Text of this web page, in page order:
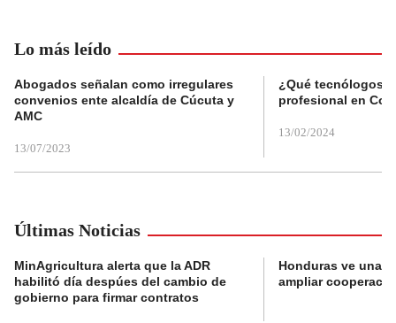
Lo más leído
Abogados señalan como irregulares
convenios ente alcaldía de Cúcuta y
AMC
13/07/2023
¿Qué tecnólogos
profesional en
13/02/2024
Últimas Noticias
MinAgricultura alerta que la ADR
habilitó día despúes del cambio de
gobierno para firmar contratos
Honduras ve una
ampliar